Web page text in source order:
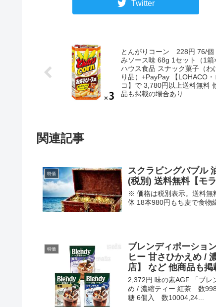
Twitter
とんがりコーン 228円 76/個
みソース味 68g 1セット（1箱
ハウス食品 スナック菓子（わ
り品）+PayPay 【LOHACO・
コ】で 3,780円以上送料無料
品も掲載の場合あり
関連記事
特価
スクラビングバブル
(税別) 送料無料【モ
※ 価格は税別表示。送料無
体 18本980円もち麦で食物
特価
ブレンディポーショ
ヒー 甘さひかえめ /
店】 など 他商品も掲
2,372円 味の素AGF 「ブレ
め / 濃縮ティー 紅茶 数
糖 6個入 数10004,24...